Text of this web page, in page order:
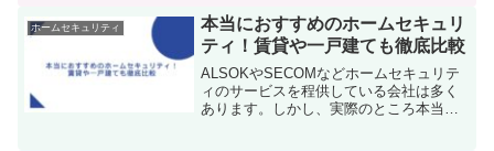
そんか方は要注意です！今回は玄関のド
アの鍵の閉め忘れや防ぐた...
ホームセキュリティ
本当におすすめのホームセキュリ
ティ！賃貸や一戸建ても徹底比較
ALSOKやSECOMなどホームセキュリテ
ィのサービスを程供している会社は多く
あります。しかし、実際のところ本当に